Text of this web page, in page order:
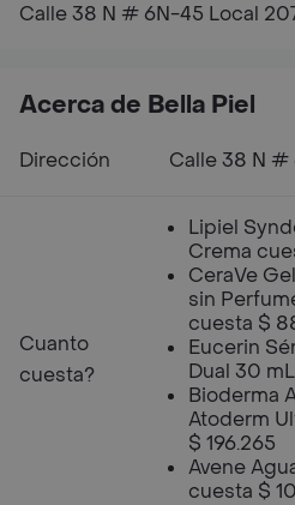
Calle 38 N # 6N-45 Local
Acerca de Bella Piel
Dirección Calle 38 N #
Cuanto
cuesta?
Lipiel
Crema
CeraVe
sin
cuesta $
Eucerin
Dual 30
Bioderma
Atoderm
$ 196.265
Avene
cuesta $